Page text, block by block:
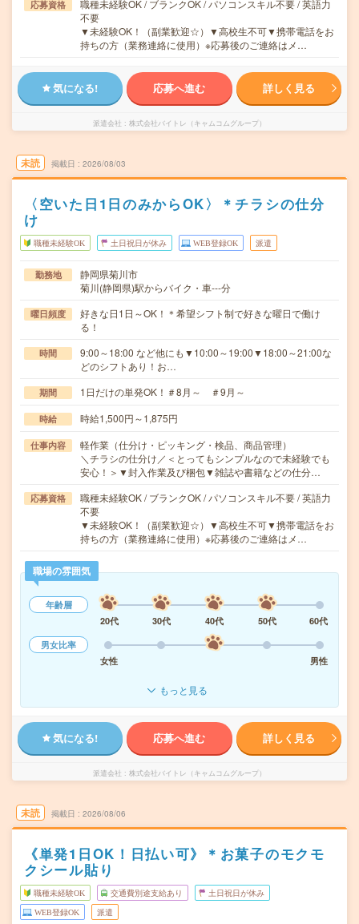
応募資格
職種未経験OK / ブランクOK / パソコンスキル不要 / 英語力
不要
▼未経験OK！（副業歓迎☆）▼高校生不可▼携帯電話をお
持ちの方（業務連絡に使用）※応募後のご連絡はメ…
気になる! 応募へ進む 詳しく見る
派遣会社 株式会社バイトレ（キャムコムグループ）
未読 掲載日 2026/08/03
〈空いた日1日のみからOK〉＊チラシの仕分
け
職種未経験OK 土日祝日が休み WEB登録OK 派遣
勤務地
静岡県菊川市
菊川(静岡県)駅からバイク・車---分
曜日頻度
好きな日1日～OK！＊希望シフト制で好きな曜日で働け
る！
時間
9:00～18:00 など他にも▼10:00～19:00▼18:00～21:00な
どのシフトあり！お…
期間 1日だけの単発OK！＃8月～ ＃9月～
時給 時給1,500円～1,875円
仕事内容
軽作業（仕分け・ピッキング・検品、商品管理）
＼チラシの仕分け／＜とってもシンプルなので未経験でも
安心！＞▼封入作業及び梱包▼雑誌や書籍などの仕分…
応募資格
職種未経験OK / ブランクOK / パソコンスキル不要 / 英語力
不要
▼未経験OK！（副業歓迎☆）▼高校生不可▼携帯電話をお
持ちの方（業務連絡に使用）※応募後のご連絡はメ…
職場の雰囲気
年齢層
20代
30代 40代 50代
60代
男女比率
女性
男性
もっと見る
気になる! 応募へ進む 詳しく見る
派遣会社 株式会社バイトレ（キャムコムグループ）
未読 掲載日 2026/08/06
《単発1日OK！日払い可》＊お菓子のモクモ
クシール貼り
職種未経験OK 交通費別途支給あり 土日祝日が休み
WEB登録OK 派遣